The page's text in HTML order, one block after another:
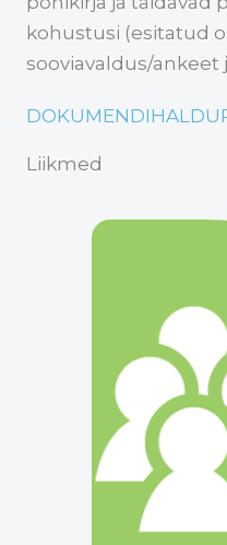
kohustusi (esitatud
sooviavaldus/
Liikmed